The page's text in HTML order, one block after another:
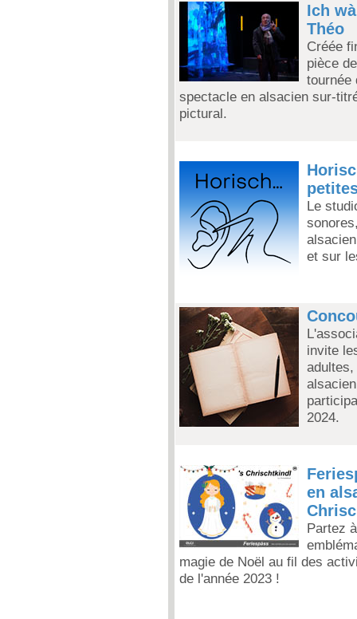
Ich
Théo
Créée
pièce
tournée
spectacle en alsacien sur-
pictural.
Le
et sur
invite
2024.
en
Partez
magie de Noël au fil des
de l'année 2023 !